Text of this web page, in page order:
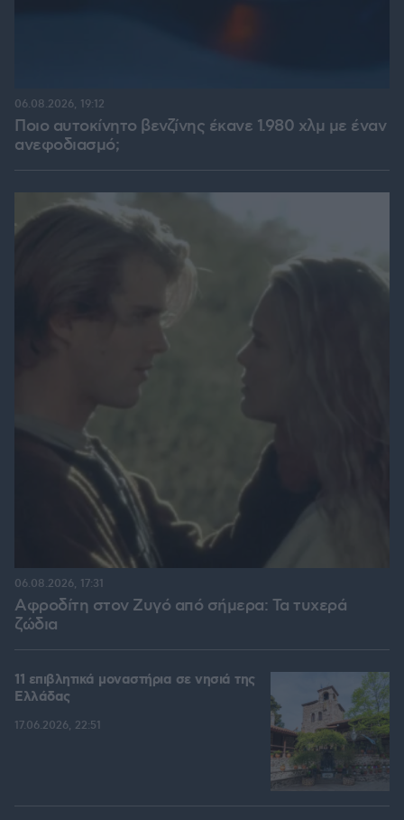
Ποιο αυτοκίνητο βενζίνης έκανε 1.980 χλμ με έναν
ανεφοδιασμό;
06.08.2026, 19:12
Αφροδίτη στον Ζυγό από σήμερα: Τα τυχερά
ζώδια
06.08.2026, 17:31
11 επιβλητικά μοναστήρια σε νησιά της
Ελλάδας
17.06.2026, 22:51